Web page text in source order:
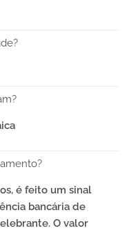
é feito um sinal
bancária de
O valor